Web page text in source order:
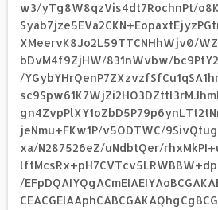
w3/yTg8W8qzVis4dt7RochnPt/
XMeervK8Jo2L59TTCNHhWjv0/
bDvM4f9ZjHW/831nWvbw/
/
jeNmu+FKw1P/v5ODTWC/
xa/N287526eZ/uNdbtQer/
/